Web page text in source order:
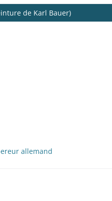
de Karl Bauer)
allemand